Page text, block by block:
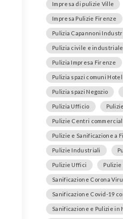
Impresa di pulizie Ville
Impresa Pulizie Firenze
Pulizia Capannoni
Pulizia civile e industriale
Pulizia Impresa Firenze
Pulizia spazi comuni Hotel
Pulizia spazi Negozio
Pulizia Ufficio
Pulizie Centri
Pulizie e Sanificazione a
Pulizie Industriali
Pulizie Uffici
Sanificazione Corona
Sanificazione Covid-19
Sanificazione e Pulizie in